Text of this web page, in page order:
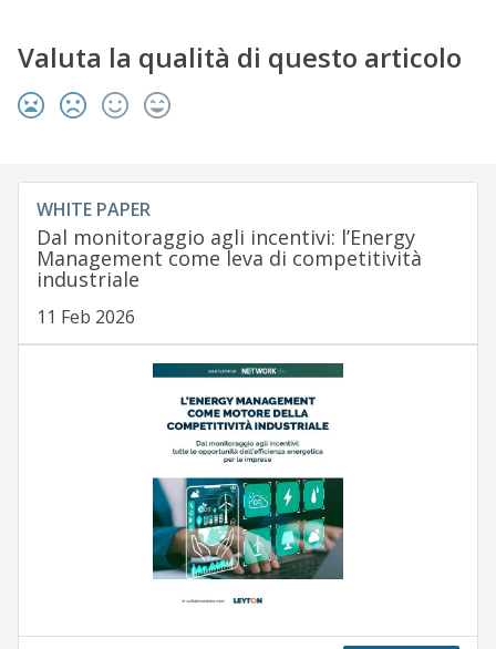
Valuta la qualità di questo articolo
WHITE PAPER
Dal monitoraggio agli incentivi: l’Energy
Management come leva di competitività
industriale
11 Feb 2026